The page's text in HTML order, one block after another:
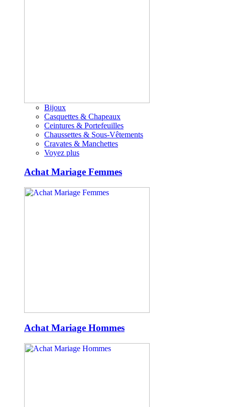
Bijoux
Casquettes & Chapeaux
Ceintures & Portefeuilles
Chaussettes & Sous-Vêtements
Cravates & Manchettes
Voyez plus
Achat Mariage Femmes
Achat Mariage Hommes